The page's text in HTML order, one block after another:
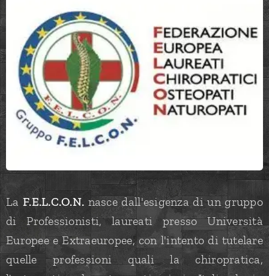
La F.E.L.C.O.N.nasce dall'esigenza di un gruppo
di Professionisti, laureati presso Università
Europee e Extraeuropee, con l'intento di tutelare
quelle professioni quali la chiropratica,